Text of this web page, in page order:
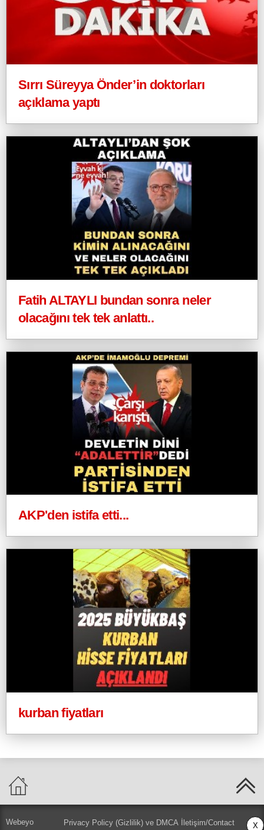
Sırrı Süreyya Önder’in doktorları
açıklama yaptı
Fatih ALTAYLI bundan sonra neler
olacağını tek tek anlattı..
AKP'den istifa etti...
kurban fiyatları
Webeyo Privacy Policy (Gizlilik) ve DMCA İletişim/Contact X